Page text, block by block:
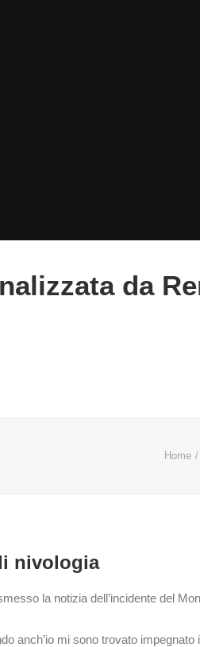
da
Home
nivologia
la notizia dell’incidente del
anch’io mi sono trovato